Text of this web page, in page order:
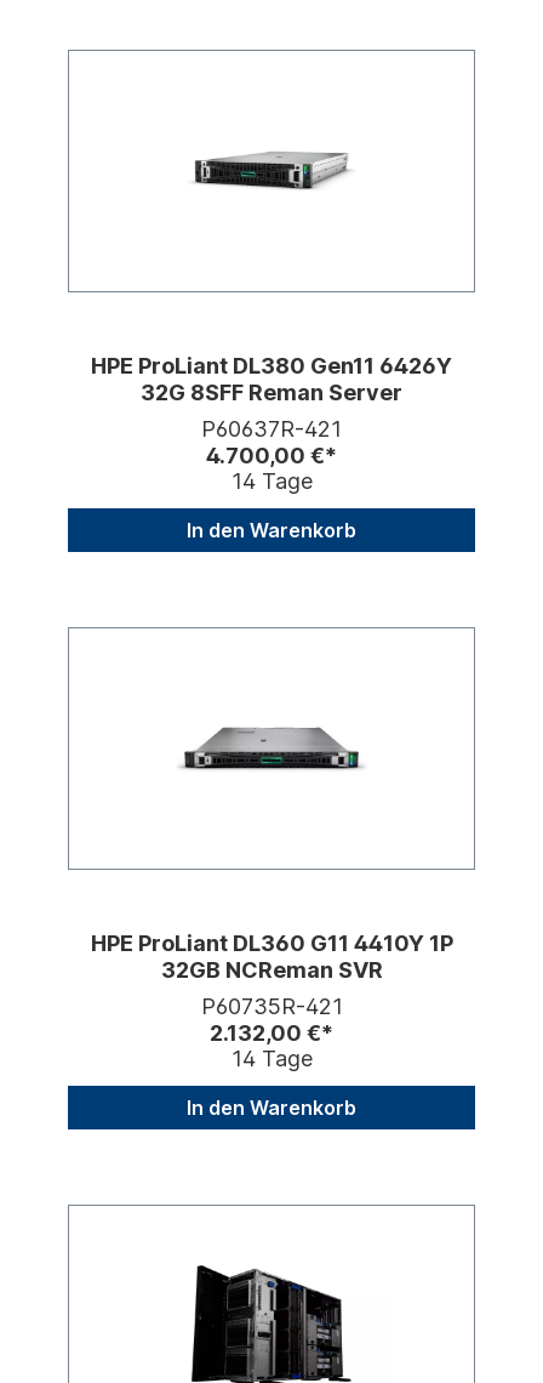
HPE ProLiant DL380 Gen11 6426Y
32G 8SFF Reman Server
P60637R-421
4.700,00 €*
14 Tage
In den Warenkorb
HPE ProLiant DL360 G11 4410Y 1P
32GB NCReman SVR
P60735R-421
2.132,00 €*
14 Tage
In den Warenkorb